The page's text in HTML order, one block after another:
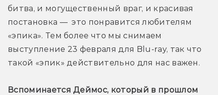
битва, и могущественный враг, и красивая
постановка —  это понравится любителям
«эпика». Тем более что мы снимаем
выступление 23 февраля для Blu-ray, так что
такой «эпик» действительно для нас важен.
Вспоминается Деймос, который в прошлом